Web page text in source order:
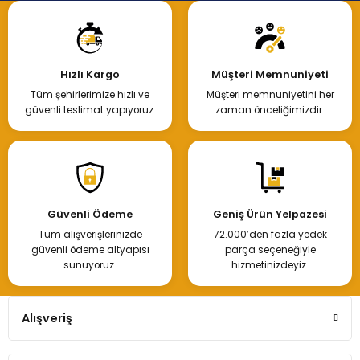
Hızlı Kargo
Tüm şehirlerimize hızlı ve
güvenli teslimat yapıyoruz.
Müşteri Memnuniyeti
Müşteri memnuniyetini her
zaman önceliğimizdir.
Güvenli Ödeme
Tüm alışverişlerinizde
güvenli ödeme altyapısı
sunuyoruz.
Geniş Ürün Yelpazesi
72.000’den fazla yedek
parça seçeneğiyle
hizmetinizdeyiz.
Alışveriş